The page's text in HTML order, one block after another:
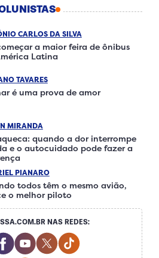
CARLOS DA SILVA
a maior feira de ônibus
Latina
TAVARES
é uma prova de amor
MIRANDA
quando a dor interrompe
e o autocuidado pode fazer a
PIANARO
todos têm o mesmo avião,
o melhor piloto
NAS REDES:
Social Media
Facebook Social Media
Youtube Social Media
Twitter Social Media
Tiktok Social